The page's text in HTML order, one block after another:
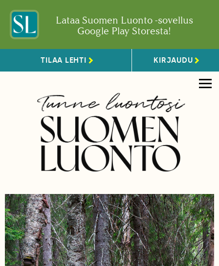
Lataa Suomen Luonto -sovellus
Google Play Storesta!
TILAA LEHTI KIRJAUDU